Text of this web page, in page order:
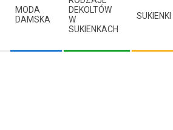
Navigation
Menu
MODA
DAMSKA
DEKOLTÓW
W
SUKIENKACH
SUKIENKI